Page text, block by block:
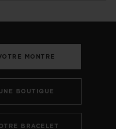
MONTRE
BOUTIQUE
BRACELET